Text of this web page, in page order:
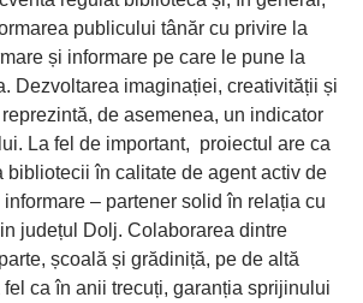
publicului tânăr cu privire la
și informare pe care le pune la
Dezvoltarea imaginației, creativității și
de asemenea, un indicator
La fel de important, proiectul are ca
bibliotecii în calitate de agent activ de
– partener solid în relația cu
județul Dolj. Colaborarea dintre
școală și grădiniță, pe de altă
fel ca în anii trecuți, garanția sprijinului